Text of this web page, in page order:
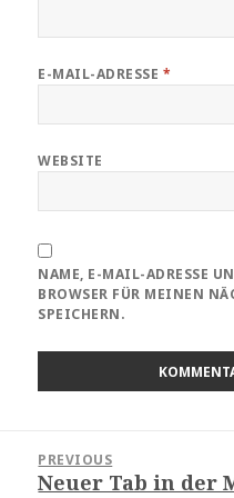
E-MAIL-ADRESSE *
WEBSITE
NAME, E-MAIL-ADRESSE
BROWSER FÜR MEINEN
SPEICHERN.
PREVIOUS
Previous
Neuer Tab in